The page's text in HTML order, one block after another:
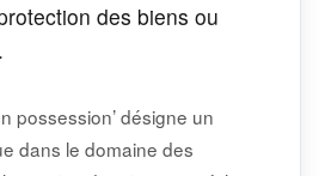
des biens ou
possession’ désigne un
dans le domaine des